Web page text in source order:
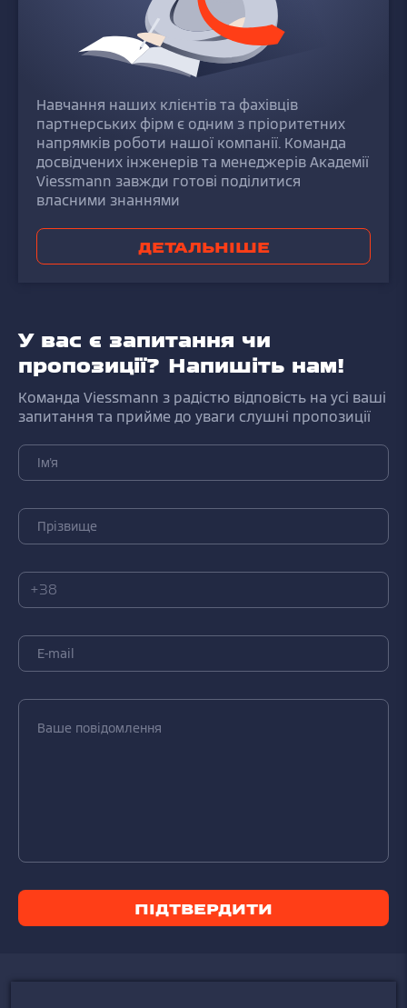
Навчання наших клієнтів та фахівців
партнерських фірм є одним з пріоритетних
напрямків роботи нашої компанії. Команда
досвідчених інженерів та менеджерів Академії
Viessmann завжди готові поділитися
власними знаннями
ДЕТАЛЬНІШЕ
У вас є запитання чи
пропозиції? Напишіть нам!
Команда Viessmann з радістю відповість на усі ваші
запитання та прийме до уваги слушні пропозиції
+38
ПІДТВЕРДИТИ